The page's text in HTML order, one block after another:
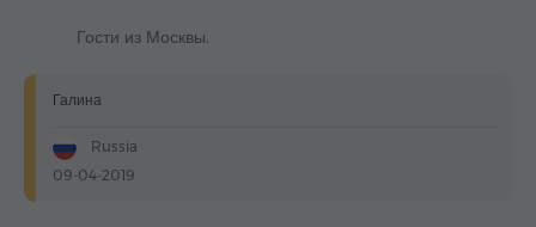
Гости из Москвы.
Галина
Russia
09-04-2019